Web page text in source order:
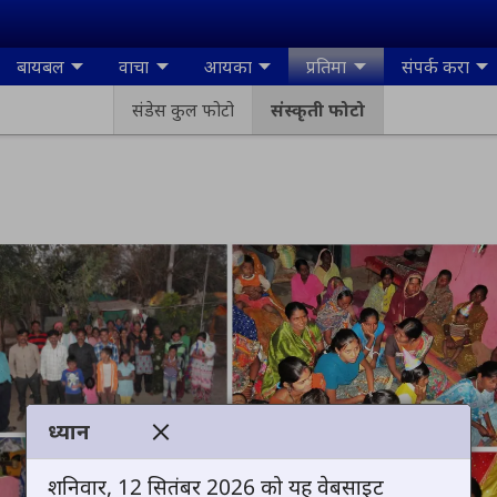
बायबल वाचा आयका
प्रतिमा
संडेस कुल फोटो
संस्कृती फोटो
संपर्क करा
ध्यान
शनिवार, 12 सितंबर 2026 को यह वेबसाइट